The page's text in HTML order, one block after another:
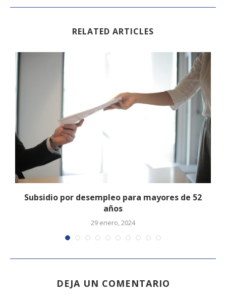
RELATED ARTICLES
Subsidio por desempleo para mayores de 52
años
29 enero, 2024
DEJA UN COMENTARIO